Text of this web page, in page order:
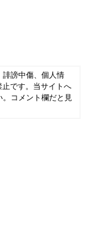
誹謗中傷、個人情
です。当サイトへ
。コメント欄だと見